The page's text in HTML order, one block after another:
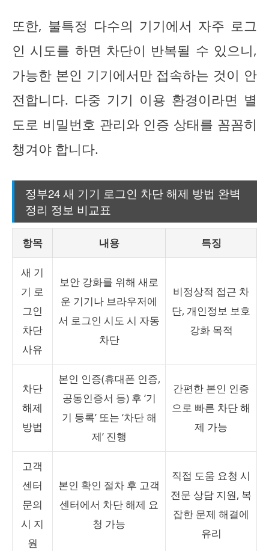
또한, 불특정 다수의 기기에서 자주 로그
인 시도를 하면 차단이 반복될 수 있으니,
가능한 본인 기기에서만 접속하는 것이 안
전합니다. 다중 기기 이용 환경이라면 별
도로 비밀번호 관리와 인증 상태를 꼼꼼히
챙겨야 합니다.
정부24 새 기기 로그인 차단 해제 방법 완벽
정리 정보 비교표
항목 내용 특징
새 기
기 로
그인
차단
사유
보안 강화를 위해 새로
운 기기나 브라우저에
서 로그인 시도 시 자동
차단
비정상적 접근 차
단, 개인정보 보호
강화 목적
차단
해제
방법
본인 인증(휴대폰 인증,
공동인증서 등) 후 ‘기
기 등록’ 또는 ‘차단 해
제’ 진행
간편한 본인 인증
으로 빠른 차단 해
제 가능
고객
센터
문의
시 지
원
본인 확인 절차 후 고객
센터에서 차단 해제 요
청 가능
직접 도움 요청 시
전문 상담 지원, 복
잡한 문제 해결에
유리